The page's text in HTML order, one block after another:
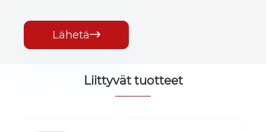
Lähetä
Liittyvät tuotteet